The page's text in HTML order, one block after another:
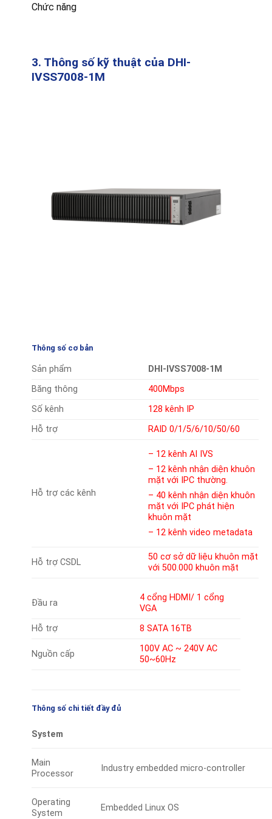
Chức năng
3. Thông số kỹ thuật của DHI-
IVSS7008-1M
Thông số cơ bản
Sản phẩm
DHI-IVSS7008-1M
Băng thông
400Mbps
Số kênh
128 kênh IP
Hỗ trợ
RAID 0/1/5/6/10/50/60
Hỗ trợ các kênh
– 12 kênh AI IVS
– 12 kênh nhận diện khuôn
mặt với IPC thường.
– 40 kênh nhận diện khuôn
mặt với IPC phát hiện
khuôn mặt
– 12 kênh video metadata
Hỗ trợ CSDL
50 cơ sở dữ liệu khuôn mặt
với 500.000 khuôn mặt
Đầu ra
4 cổng HDMI/ 1 cổng
VGA
Hỗ trợ
8 SATA 16TB
Nguồn cấp
100V AC ~ 240V AC
50~60Hz
Thông số chi tiết đầy đủ
System
Main
Processor
Industry embedded micro-controller
Operating
System
Embedded Linux OS